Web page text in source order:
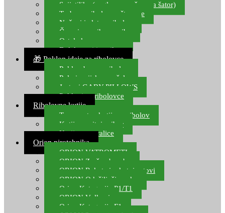
Svijetiljke (naglavne, ručne, za šator)
Torbe za ribolovne štapove
Noževi i alat za ribolov
Čamci za prihranu ribe
Ostala kamp oprema
Dalekozori i optika
🎁 Poklon ideje za ribolovce
Poklon bon za ribolov
Polarizacijske naočale
Jastuci GABY PILLOWS
Pokloni za ribolovce
Ribolovne kutije
Transportne kutije za ribolov
Kutije za sitni pribor
Kutije za varalice
Orion pirotehnika
ORION VATROMETI
ORION Zračne bombe
ORION Rakete i raketni setovi
ORION Odašiljači zvuka
Orion Kategorija P1/T1
ORION Vulkani
Orion Kategorija F1